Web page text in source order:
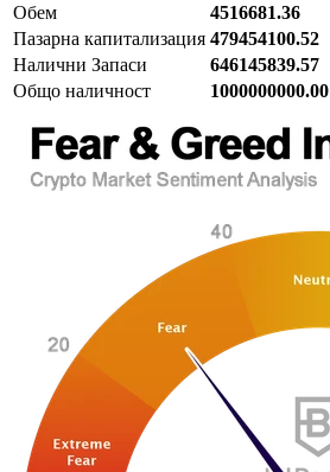
Обем
4516681.36
Пазарна капитализация 479454100.52
Налични Запаси
646145839.57
Общо наличност
1000000000.00